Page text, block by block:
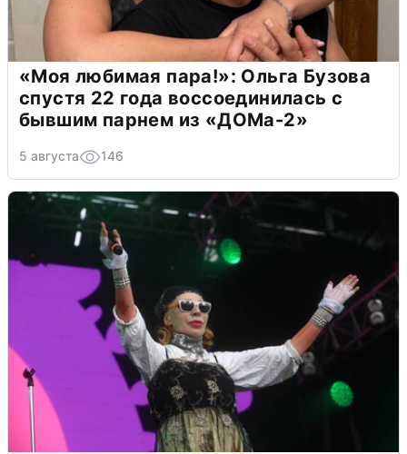
«Моя любимая пара!»: Ольга Бузова
спустя 22 года воссоединилась с
бывшим парнем из «ДОМа-2»
5 августа 146